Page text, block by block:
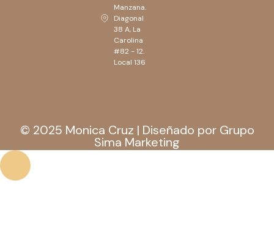
Manzana.
Diagonal
38 A, La
Carolina
#82 - 12.
Local 136
© 2025 Monica Cruz | Diseñado por Grupo
Sima Marketing